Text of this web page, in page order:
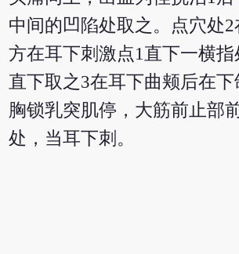
中间的凹陷处取之。点穴处
方在耳下刺激点1直下一横指
直下取之3在耳下曲颊后在下
胸锁乳突肌停，大筋前止部
处，当耳下刺。